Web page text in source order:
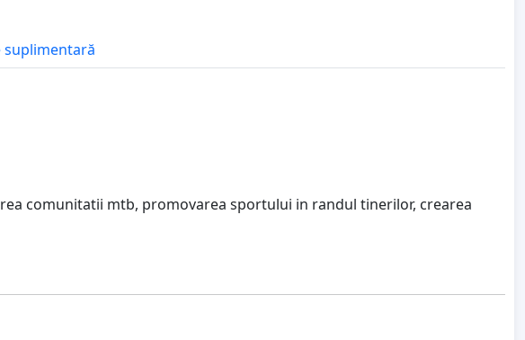
suplimentară
comunitatii mtb, promovarea sportului in randul tinerilor, crearea